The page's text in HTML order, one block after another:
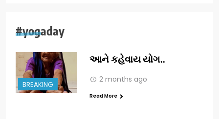
#yogaday
BREAKING
આને કહેવાય યોગ..
2 months ago
Read More